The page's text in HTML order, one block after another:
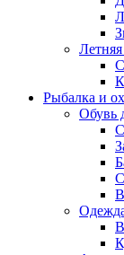
Рыбалка и
Обувь